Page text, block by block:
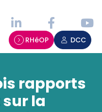
RHéOP DCC
rapports
la